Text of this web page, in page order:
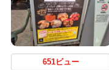
651ビュー